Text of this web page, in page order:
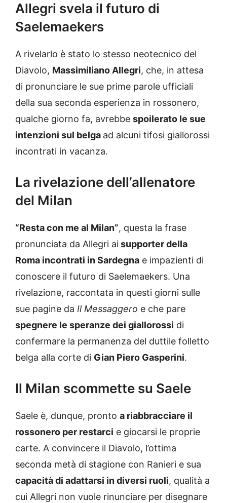
Allegri svela il futuro di
Saelemaekers
A rivelarlo è stato lo stesso neotecnico del
Diavolo, Massimiliano Allegri, che, in attesa
di pronunciare le sue prime parole ufficiali
della sua seconda esperienza in rossonero,
qualche giorno fa, avrebbe spoilerato le sue
intenzioni sul belga ad alcuni tifosi giallorossi
incontrati in vacanza.
La rivelazione dell’allenatore
del Milan
“Resta con me al Milan”, questa la frase
pronunciata da Allegri aisupporter della
Roma incontrati in Sardegna e impazienti di
conoscere il futuro di Saelemaekers. Una
rivelazione, raccontata in questi giorni sulle
sue pagine da Il Messaggero e che pare
spegnere le speranze dei giallorossi di
confermare la permanenza del duttile folletto
belga alla corte di Gian Piero Gasperini.
Il Milan scommette su Saele
Saele è, dunque, pronto a riabbracciare il
rossonero per restarci e giocarsi le proprie
carte. A convincere il Diavolo, l’ottima
seconda metà di stagione con Ranieri e sua
capacità di adattarsi in diversi ruoli, qualità a
cui Allegri non vuole rinunciare per disegnare